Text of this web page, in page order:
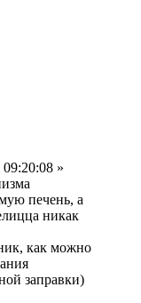
»
печень, а
никак
как можно
заправки)